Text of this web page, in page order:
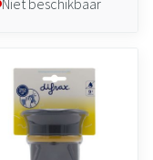
Niet beschikbaar